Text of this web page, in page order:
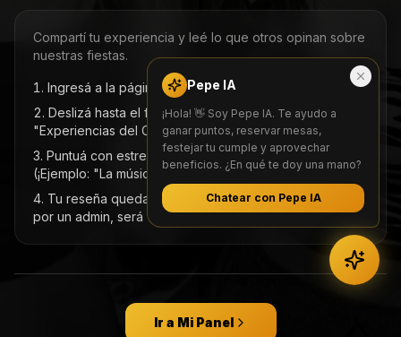
Compartí tu experiencia y leé lo que otros opinan sobre
nuestras fiestas.
Ingresá a la página del Evento.
Deslizá hasta el final para encontrar la sección
"Experiencias del Club".
Puntuá con estrellas (del 1 al 5) y dejá tu comentario
(¡Ejemplo: "La música increíble y el Box Vip un lujo!"!).
Tu reseña quedará "Pendiente" y, tras ser aprobada
por un admin, será visible para todos.
Ir a Mi Panel
Pepe IA
¡Hola! 👋 Soy Pepe IA. Te ayudo a
ganar puntos, reservar mesas,
festejar tu cumple y aprovechar
beneficios. ¿En qué te doy una mano?
Chatear con Pepe IA